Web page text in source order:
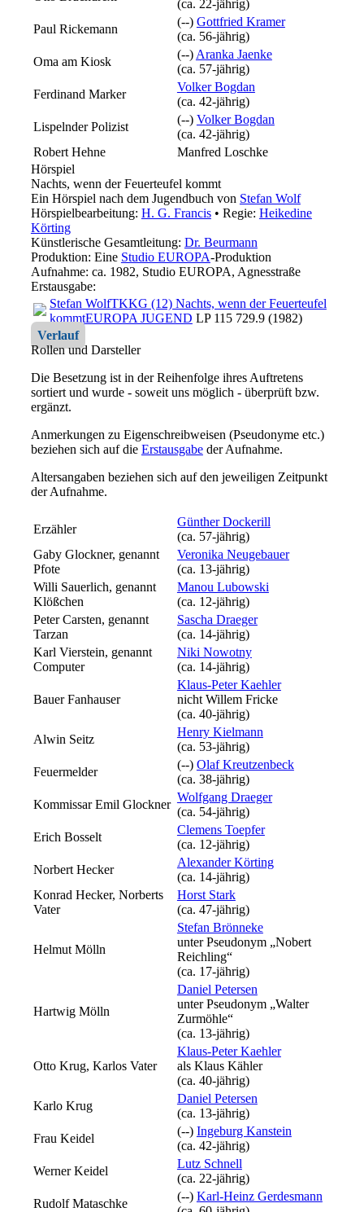
(ca. 22‑jährig)
Paul Rickemann
(--) Gottfried Kramer
(ca. 56‑jährig)
Oma am Kiosk
(--) Aranka Jaenke
(ca. 57‑jährig)
Ferdinand Marker
Volker Bogdan
(ca. 42‑jährig)
Lispelnder Polizist
(--) Volker Bogdan
(ca. 42‑jährig)
Robert Hehne
Manfred Loschke
Hörspiel
Nachts, wenn der Feuerteufel kommt
Ein Hörspiel nach dem Jugendbuch von Stefan Wolf
Hörspielbearbeitung: H. G. Francis• Regie: Heikedine
Körting
Künstlerische Gesamtleitung: Dr. Beurmann
Produktion: Eine Studio EUROPA-Produktion
Aufnahme: ca. 1982, Studio EUROPA, Agnesstraße
Erstausgabe:
Stefan WolfTKKG (12) Nachts, wenn der Feuerteufel
kommtEUROPA JUGEND LP 115 729.9 (1982)
Verlauf
Rollen und Darsteller
Die Besetzung ist in derReihenfolge ihres Auftretens
sortiert und wurde - soweit uns möglich - überprüft bzw.
ergänzt.
Anmerkungen zu Eigenschreibweisen (Pseudonyme etc.)
beziehen sich auf die Erstausgabeder Aufnahme.
Altersangaben beziehen sich auf den jeweiligen Zeitpunkt
der Aufnahme.
Erzähler
Günther Dockerill
(ca. 57‑jährig)
Gaby Glockner, genannt
Pfote
Veronika Neugebauer
(ca. 13‑jährig)
Willi Sauerlich, genannt
Klößchen
Manou Lubowski
(ca. 12‑jährig)
Peter Carsten, genannt
Tarzan
Sascha Draeger
(ca. 14‑jährig)
Karl Vierstein, genannt
Computer
Niki Nowotny
(ca. 14‑jährig)
Bauer Fanhauser
Klaus-Peter Kaehler
nicht Willem Fricke
(ca. 40‑jährig)
Alwin Seitz
Henry Kielmann
(ca. 53‑jährig)
Feuermelder
(--) Olaf Kreutzenbeck
(ca. 38‑jährig)
Kommissar Emil Glockner
Wolfgang Draeger
(ca. 54‑jährig)
Erich Bosselt
Clemens Toepfer
(ca. 12‑jährig)
Norbert Hecker
Alexander Körting
(ca. 14‑jährig)
Konrad Hecker, Norberts
Vater
Horst Stark
(ca. 47‑jährig)
Helmut Mölln
Stefan Brönneke
unter Pseudonym „Nobert
Reichling“
(ca. 17‑jährig)
Hartwig Mölln
Daniel Petersen
unter Pseudonym „Walter
Zurmöhle“
(ca. 13‑jährig)
Otto Krug, Karlos Vater
Klaus-Peter Kaehler
als Klaus Kähler
(ca. 40‑jährig)
Karlo Krug
Daniel Petersen
(ca. 13‑jährig)
Frau Keidel
(--) Ingeburg Kanstein
(ca. 42‑jährig)
Werner Keidel
Lutz Schnell
(ca. 22‑jährig)
Rudolf Mataschke
(--) Karl-Heinz Gerdesmann